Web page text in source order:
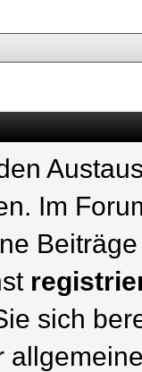
Im
sich